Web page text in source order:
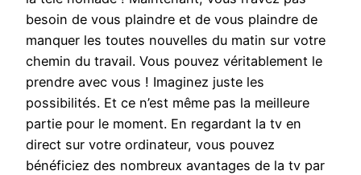
besoin de vous plaindre et de vous plaindre de
manquer les toutes nouvelles du matin sur votre
chemin du travail. Vous pouvez véritablement le
prendre avec vous ! Imaginez juste les
possibilités. Et ce n’est même pas la meilleure
partie pour le moment. En regardant la tv en
direct sur votre ordinateur, vous pouvez
bénéficiez des nombreux avantages de la tv par